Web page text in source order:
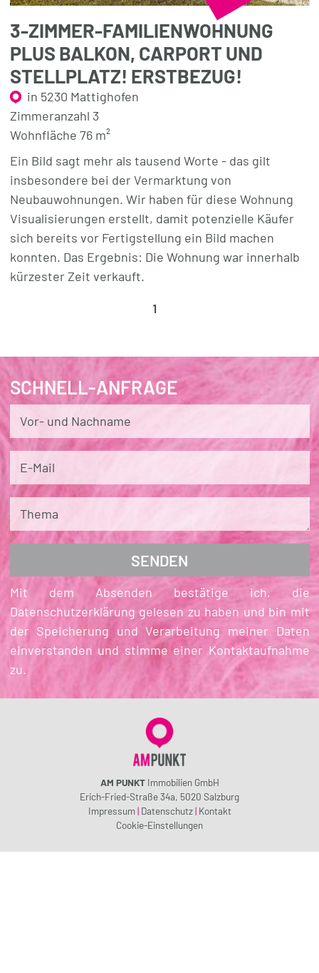
3-ZIMMER-FAMILIENWOHNUNG
PLUS BALKON, CARPORT UND
STELLPLATZ! ERSTBEZUG!
in 5230 Mattighofen
Zimmeranzahl 3
Wohnfläche 76 m²
Ein Bild sagt mehr als tausend Worte - das gilt
insbesondere bei der Vermarktung von
Neubauwohnungen. Wir haben für diese Wohnung
Visualisierungen erstellt, damit potenzielle Käufer
sich bereits vor Fertigstellung ein Bild machen
konnten. Das Ergebnis: Die Wohnung war innerhalb
kürzester Zeit verkauft.
1
SCHNELL-ANFRAGE
Vor- und Nachname
E-Mail
Thema
Mit dem Absenden bestätige ich, die
Datenschutzerklärung gelesen zu haben und bin mit
der Speicherung und Verarbeitung meiner Daten
einverstanden und stimme einer Kontaktaufnahme
zu.
AM PUNKTImmobilien GmbH
Erich-Fried-Straße 34a, 5020 Salzburg
Impressum | Datenschutz | Kontakt
Cookie-Einstellungen